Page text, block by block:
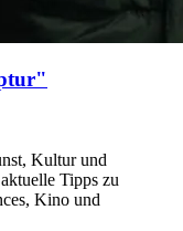
Kultur und
Tipps zu
Kino und